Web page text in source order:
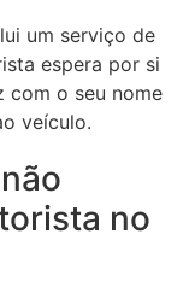
um serviço de
espera por si
com o seu nome
veículo.
no